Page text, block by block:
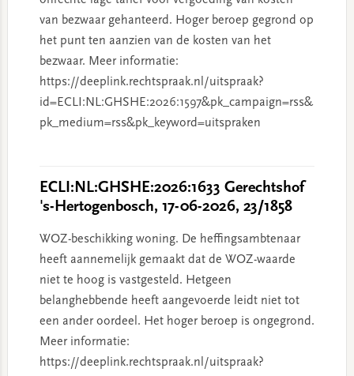
van bezwaar gehanteerd. Hoger beroep gegrond op
het punt ten aanzien van de kosten van het
bezwaar. Meer informatie:
https://deeplink.rechtspraak.nl/uitspraak?
id=ECLI:NL:GHSHE:2026:1597&pk_campaign=rss&
pk_medium=rss&pk_keyword=uitspraken
ECLI:NL:GHSHE:2026:1633 Gerechtshof
's-Hertogenbosch, 17-06-2026, 23/1858
WOZ-beschikking woning. De heffingsambtenaar
heeft aannemelijk gemaakt dat de WOZ-waarde
niet te hoog is vastgesteld. Hetgeen
belanghebbende heeft aangevoerde leidt niet tot
een ander oordeel. Het hoger beroep is ongegrond.
Meer informatie:
https://deeplink.rechtspraak.nl/uitspraak?